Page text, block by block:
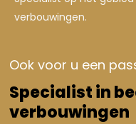
verbouwingen.
Ook voor u een
Specialist in
verbouwingen